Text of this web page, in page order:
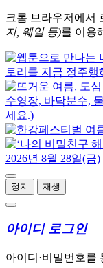
크롬 브라우저에서
지, 웨일 등)를 이용
정지 재생
아이디 로그인
아이디·비밀번호를